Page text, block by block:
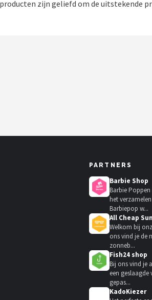
zijn geliefd om de uitstekende
PARTNERS
Barbie Shop
Barbie
het
Barbiepop w...
All Cheap
Welkom bij
ons vind je de
zonneb...
Fish24 shop
Bij ons vind je
een geslaagde
gepas...
KadoKiezer